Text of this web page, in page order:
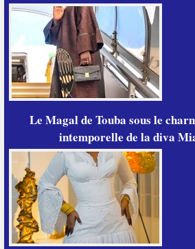
Le Magal de Touba sous le
intemporelle de la diva